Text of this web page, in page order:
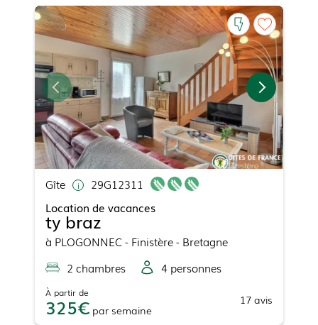
Gîte
29G12311
Location de vacances
ty braz
à PLOGONNEC- Finistère - Bretagne
2 chambres 4 personnes
À partir de
325 par semaine
17 avis